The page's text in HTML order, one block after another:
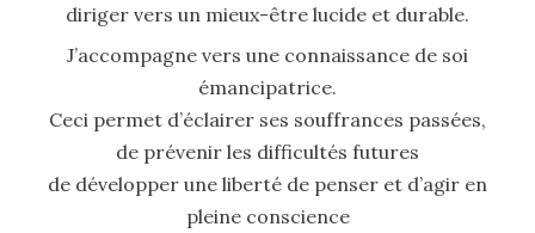
diriger vers un mieux-être lucide et durable.
J’accompagne vers une connaissance de soi
émancipatrice.
Ceci permet d’éclairer ses souffrances passées,
de prévenir les difficultés futures
de développer une liberté de penser et d’agir en
pleine conscience